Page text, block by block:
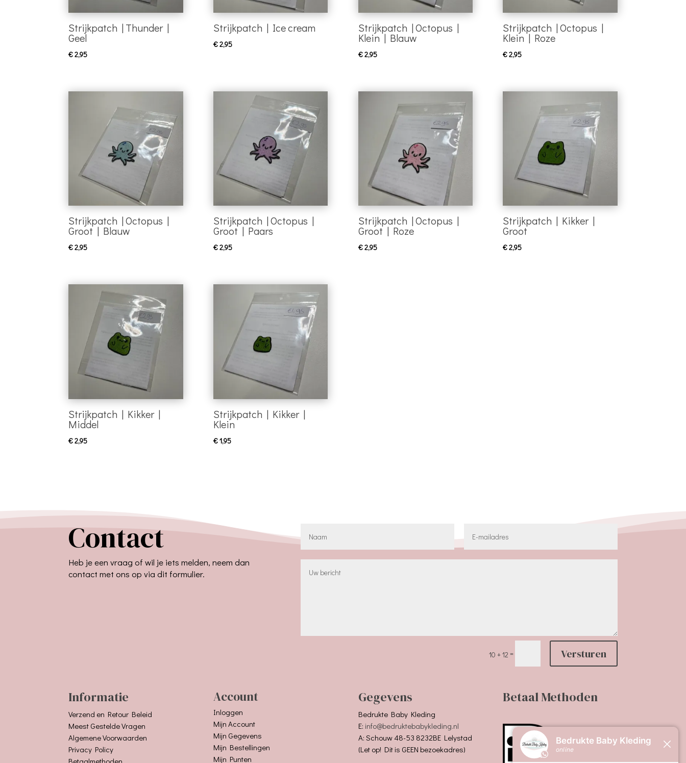
Strijkpatch | Thunder |
Geel
€2,95
Strijkpatch | Ice cream
€2,95
Strijkpatch | Octopus |
Klein | Blauw
€2,95
Strijkpatch | Octopus |
Klein | Roze
€2,95
Strijkpatch | Octopus |
Groot | Blauw
€2,95
Strijkpatch | Octopus |
Groot | Paars
€2,95
Strijkpatch | Octopus |
Groot | Roze
€2,95
Strijkpatch | Kikker |
Groot
€2,95
Strijkpatch | Kikker |
Middel
€2,95
Strijkpatch | Kikker |
Klein
€1,95
Contact
Heb je een vraag of wil je iets melden, neem dan
contact met ons op via dit formulier.
10 + 12 = Versturen
Informatie
Verzend en Retour Beleid
Meest Gestelde Vragen
Algemene Voorwaarden
Privacy Policy
Account
Inloggen
Mijn Account
Mijn Gegevens
Mijn Bestellingen
Mijn Punten
Gegevens
Bedrukte Baby Kleding
E: info@bedruktebabykleding.nl
A: Schouw 48-53 8232BE Lelystad
(Let op! Dit is GEEN bezoekadres)
Betaal Methoden